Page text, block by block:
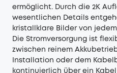
ermöglicht. Durch die 2K
wesentlichen Details
kristallklare Bilder von
Die Stromversorgung ist
zwischen reinem
Installation oder dem
kontinuierlich über ein Kabel